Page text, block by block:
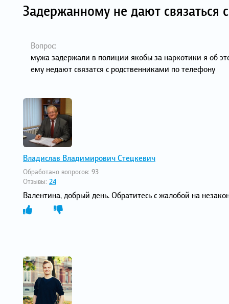
Задержанному не дают связаться
Вопрос:
мужа задержали в полиции якобы за наркотики я об
ему недают связатся с родственниками по телефону
Владислав Владимирович Стецкевич
Обработано вопросов: 93
Отзывы: 24
Валентина, добрый день. Обратитесь с жалобой на